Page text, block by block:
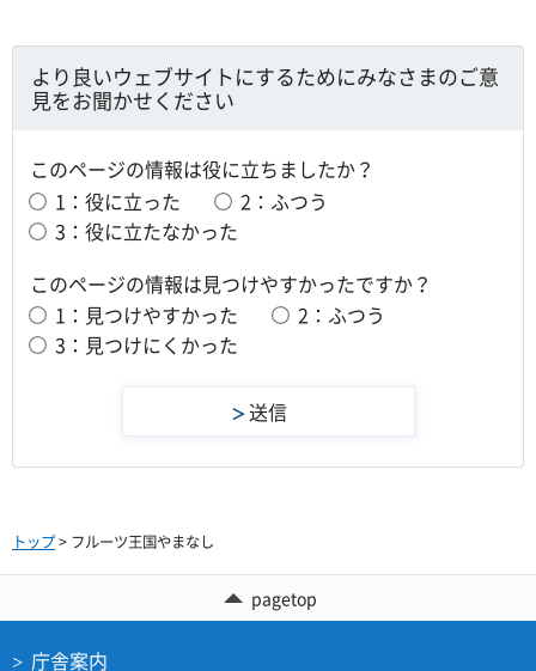
より良いウェブサイトにするためにみなさまのご意
見をお聞かせください
このページの情報は役に立ちましたか？
1：役に立った
2：ふつう
3：役に立たなかった
このページの情報は見つけやすかったですか？
1：見つけやすかった
2：ふつう
3：見つけにくかった
トップ> フルーツ王国やまなし
pagetop
庁舎案内